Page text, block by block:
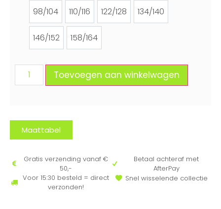
98/104
98/104
110/116
110/116
122/128
122/128
134/140
134/140
146/152
146/152
158/164
158/164
Toevoegen aan winkelwagen
Maattabel
Gratis verzending vanaf €
50,-
Voor 15:30 besteld = direct
verzonden!
Betaal achteraf met
AfterPay
Snel wisselende collectie